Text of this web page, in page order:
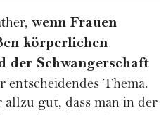
wenn Frauen
körperlichen
der Schwangerschaft
entscheidendes Thema.
gut, dass man in der